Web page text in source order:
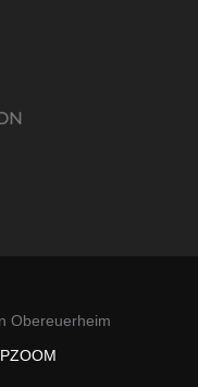
Obereuerheim